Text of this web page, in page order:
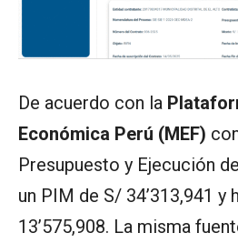
De acuerdo con la
Económica Perú (MEF)
Presupuesto y Ejecución
un PIM de S/ 34’313,941 y
13’575,908. La misma